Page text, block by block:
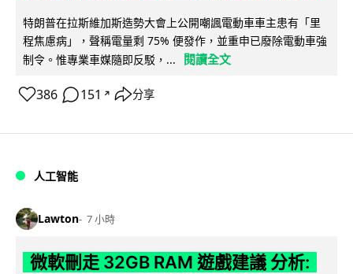
特朗普在拉斯維加斯造勢大會上公開嘲諷電動車車主患有「里
程焦慮病」，聲稱電量剩 75% 便發作，並重申已廢除電動車強
制令。惟專業車媒隨即反駁，...
閱讀全文
386 151 ↗ 分享
人工智能
Lawton 7 小時
微軟刪走 32GB RAM 遊戲建議 分析: